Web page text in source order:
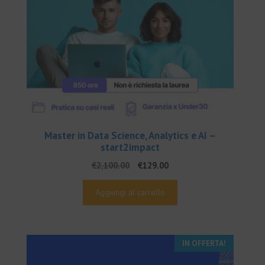
Master in Data Science, Analytics e AI –
start2impact
€2,100.00
Il
prezzo
originale
€129.00Il
prezzo
Aggiungi al carrello
IN OFFERTA!